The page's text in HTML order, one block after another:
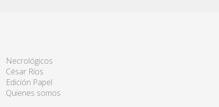
Necrológicos
César Ríos
Edición Papel
Quienes somos